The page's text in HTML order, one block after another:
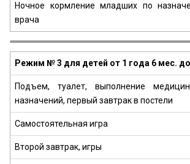
Ночное кормление младших по
врача
Режим № 3 для детей от 1 года 6 мес.
Подъем, туалет, выполнение
назначений, первый завтрак в постели
Самостоятельная игра
Второй завтрак, игры